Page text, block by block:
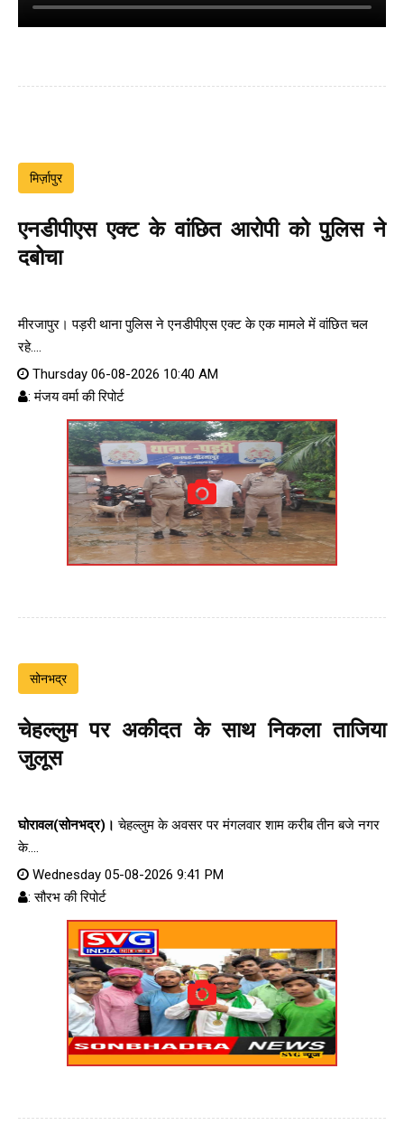
मिर्ज़ापुर
एनडीपीएस एक्ट के वांछित आरोपी को पुलिस ने
दबोचा
मीरजापुर। पड़री थाना पुलिस ने एनडीपीएस एक्ट के एक मामले में वांछित चल
रहे....
Thursday 06-08-2026 10:40 AM
: मंजय वर्मा की रिपोर्ट
सोनभद्र
चेहल्लुम पर अकीदत के साथ निकला ताजिया
जुलूस
घोरावल(सोनभद्र)। चेहल्लुम के अवसर पर मंगलवार शाम करीब तीन बजे नगर
के....
Wednesday 05-08-2026 9:41 PM
: सौरभ की रिपोर्ट